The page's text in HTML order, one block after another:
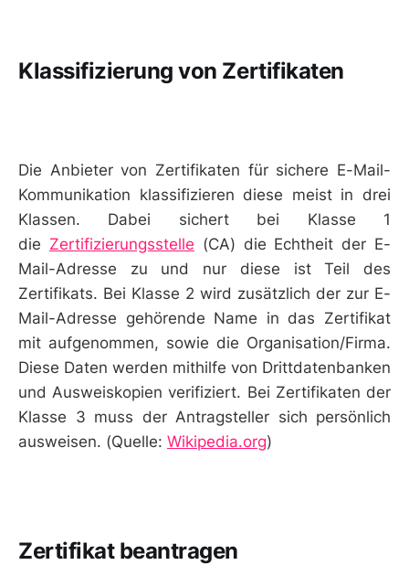
Klassifizierung von Zertifikaten
Die Anbieter von Zertifikaten für sichere E-Mail-
Kommunikation klassifizieren diese meist in drei
Klassen. Dabei sichert bei Klasse 1
die Zertifizierungsstelle (CA) die Echtheit der E-
Mail-Adresse zu und nur diese ist Teil des
Zertifikats. Bei Klasse 2 wird zusätzlich der zur E-
Mail-Adresse gehörende Name in das Zertifikat
mit aufgenommen, sowie die Organisation/Firma.
Diese Daten werden mithilfe von Drittdatenbanken
und Ausweiskopien verifiziert. Bei Zertifikaten der
Klasse 3 muss der Antragsteller sich persönlich
ausweisen. (Quelle: Wikipedia.org)
Zertifikat beantragen